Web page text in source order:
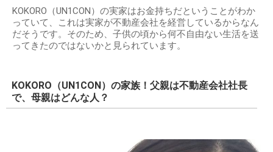
KOKORO（UN1CON）の実家はお金持ちだということがわか
っていて、これは実家が不動産会社を経営しているからなん
だそうです。そのため、子供の頃から何不自由ない生活を送
ってきたのではないかと見られています。
KOKORO（UN1CON）の家族！父親は不動産会社社長
で、母親はどんな人？